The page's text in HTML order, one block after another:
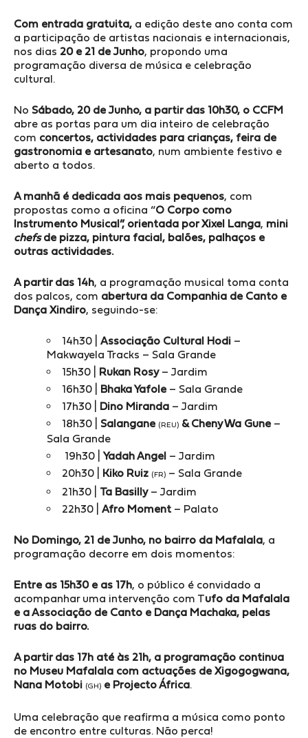
Com entrada gratuita, a edição deste ano conta com
a participação de artistas nacionais e internacionais,
nos dias 20 e 21 de Junho, propondo uma
programação diversa de música e celebração
cultural.
No Sábado, 20 de Junho, a partir das 10h30, o CCFM
abre as portas para um dia inteiro de celebração
com concertos, actividades para crianças, feira de
gastronomia e artesanato, num ambiente festivo e
aberto a todos.
A manhã é dedicada aos mais pequenos, com
propostas como a oficina “O Corpo como
Instrumento Musical”, orientada por Xixel Langa, mini
chefsde pizza, pintura facial, balões, palhaços e
outras actividades.
A partir das 14h, a programação musical toma conta
dos palcos, com abertura da Companhia de Canto e
Dança Xindiro, seguindo-se:
14h30 | Associação Cultural Hodi –
Makwayela Tracks – Sala Grande
15h30 | Rukan Rosy– Jardim
16h30 | Bhaka Yafole– Sala Grande
17h30 | Dino Miranda – Jardim
18h30 | Salangane (REU) & Cheny Wa Gune–
Sala Grande
19h30 |Yadah Angel – Jardim
20h30 | Kiko Ruiz (FR) – Sala Grande
21h30 | Ta Basilly– Jardim
22h30 | Afro Moment – Palato
No Domingo, 21 de Junho, no bairro da Mafalala, a
programação decorre em dois momentos:
Entre as 15h30 e as 17h, o público é convidado a
acompanhar uma intervenção com Tufo da Mafalala
e a Associação de Canto e Dança Machaka, pelas
ruas do bairro.
A partir das 17h até às 21h, a programação continua
no Museu Mafalala com actuações de Xigogogwana,
Nana Motobi (GH) e Projecto África.
Uma celebração que reafirma a música como ponto
de encontro entre culturas. Não perca!